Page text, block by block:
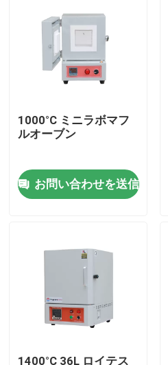
ビデオ
工場 ツアー
品質管理
Programtherm
高温管炉
高温マフル炉
1000°C ミニラボマフ
ルオーブン
お問い合わせを送信
1400°C 36L ロイテス